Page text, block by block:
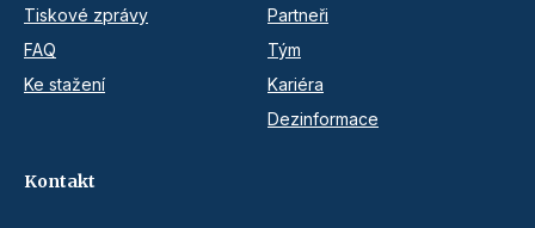
Tiskové zprávy
FAQ
Ke stažení
Partneři
Tým
Kariéra
Dezinformace
Kontakt